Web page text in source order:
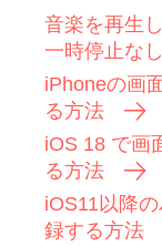
音楽を再生
一時停止な
iPhoneの画
る方法
iOS 18 で画
る方法
iOS11以降
録する方法